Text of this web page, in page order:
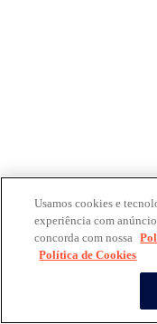
Usamos cookies e
experiência com
concorda com nossa
Política de Cookies